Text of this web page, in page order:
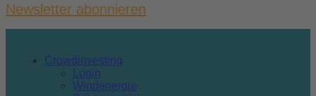
Newsletter abonnieren
Crowdinvesting
Login
Windenergie